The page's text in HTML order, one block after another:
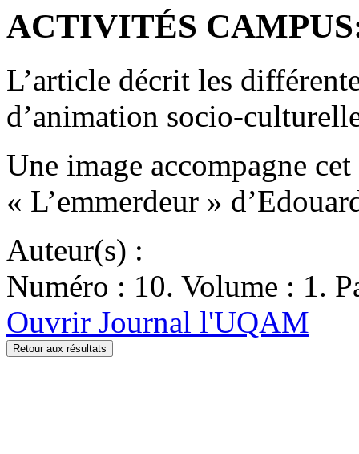
ACTIVITÉS
L’article décrit les
d’animation socio-
Une image accompagne
« L’emmerdeur »
Auteur(s) :
Numéro : 10. Volume : 1.
Ouvrir Journal l'UQAM
Retour aux résultats